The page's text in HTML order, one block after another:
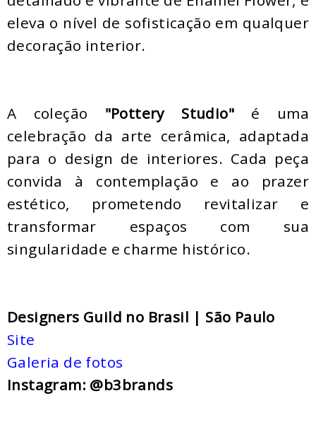
eleva o nível de sofisticação em qualquer
decoração interior.
A coleção "Pottery Studio"é uma
celebração da arte cerâmica, adaptada
para o design de interiores. Cada peça
convida à contemplação e ao prazer
estético, prometendo revitalizar e
transformar espaços com sua
singularidade e charme histórico.
Designers Guild no Brasil | São Paulo
Site
Galeria de fotos
Instagram: @b3brands